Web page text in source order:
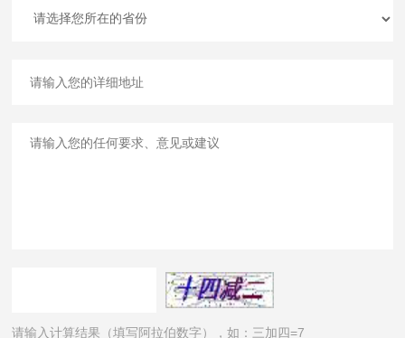
请输入计算结果（填写阿拉伯数字），如：三加四=7